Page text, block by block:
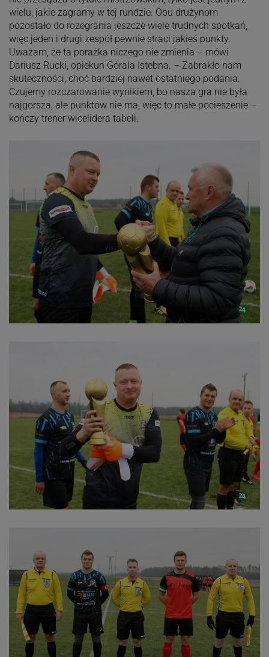
wielu, jakie zagramy w tej rundzie. Obu drużynom
pozostało do rozegrania jeszcze wiele trudnych spotkań,
więc jeden i drugi zespół pewnie straci jakieś punkty.
Uważam, że ta porażka niczego nie zmienia – mówi
Dariusz Rucki, opiekun Górala Istebna. – Zabrakło nam
skuteczności, choć bardziej nawet ostatniego podania.
Czujemy rozczarowanie wynikiem, bo nasza gra nie była
najgorsza, ale punktów nie ma, więc to małe pocieszenie –
kończy trener wicelidera tabeli.